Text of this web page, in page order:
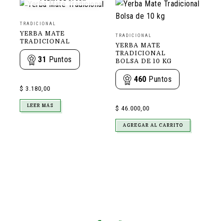
TRADICIONAL
YERBA MATE
TRADICIONAL
31 Puntos
$ 3.180,00
LEER MÁS
TRADICIONAL
YERBA MATE
TRADICIONAL
BOLSA DE 10 KG
460 Puntos
$ 46.000,00
AGREGAR AL CARRITO